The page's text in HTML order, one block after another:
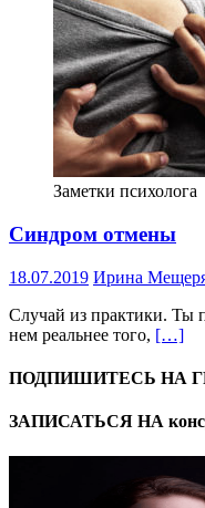
Заметки психолога
Синдром отмены
18.07.2019 Ирина
Случай из практики. Ты
нем реальнее того, […]
ПОДПИШИТЕСЬ НА
ЗАПИСАТЬСЯ НА